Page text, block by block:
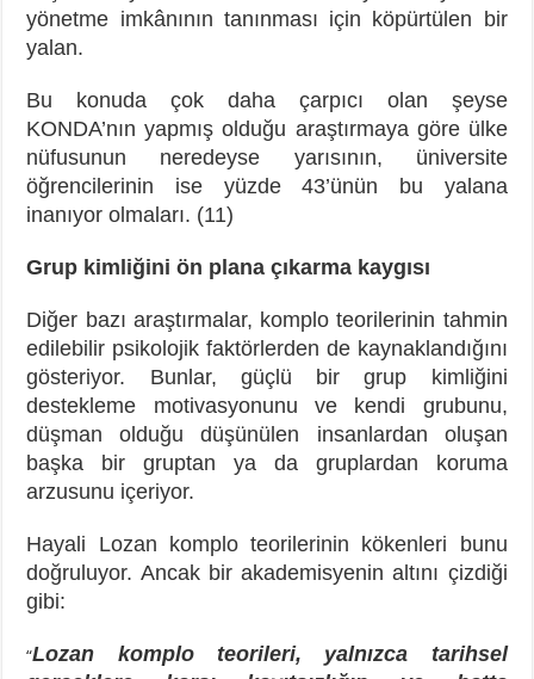
yönetme imkânının tanınması için köpürtülen bir
yalan.
Bu konuda çok daha çarpıcı olan şeyse
KONDA’nın yapmış olduğu araştırmaya göre ülke
nüfusunun neredeyse yarısının, üniversite
öğrencilerinin ise yüzde 43’ünün bu yalana
inanıyor olmaları. (11)
Grup kimliğini ön plana çıkarma kaygısı
Diğer bazı araştırmalar, komplo teorilerinin tahmin
edilebilir psikolojik faktörlerden de kaynaklandığını
gösteriyor. Bunlar, güçlü bir grup kimliğini
destekleme motivasyonunu ve kendi grubunu,
düşman olduğu düşünülen insanlardan oluşan
başka bir gruptan ya da gruplardan koruma
arzusunu içeriyor.
Hayali Lozan komplo teorilerinin kökenleri bunu
doğruluyor. Ancak bir akademisyenin altını çizdiği
gibi:
“Lozan komplo teorileri, yalnızca tarihsel